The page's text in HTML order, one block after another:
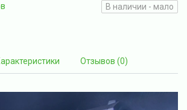
В наличии - мало
Отзывов (0)